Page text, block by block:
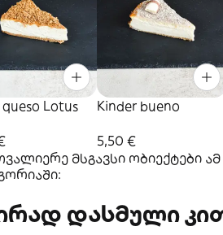
Lotus Kinder bueno
5,50 €
მსგავსი ობიექტები ამ
დასმული